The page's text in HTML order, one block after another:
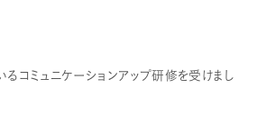
るコミュニケーションアップ研修を受けまし